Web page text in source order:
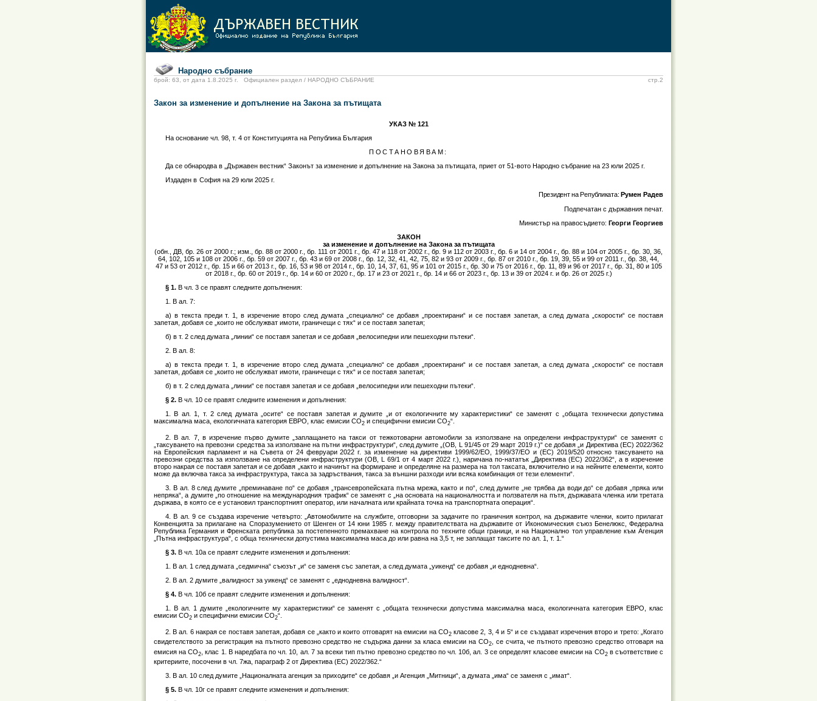
Народно събрание
брой: 63, от дата 1.8.2025 г. Официален раздел / НАРОДНО СЪБРАНИЕ стр.2
Закон за изменение и допълнение на Закона за пътищата
УКАЗ № 121
На основание чл. 98, т. 4 от Конституцията на Република България
ПОСТАНОВЯВАМ:
Да се обнародва в „Държавен вестник“ Законът за изменение и допълнение на Закона за пътищата, приет от 51-вото Народно събрание на 23 юли 2025 г.
Издаден в София на 29 юли 2025 г.
Президент на Републиката: Румен Радев
Подпечатан с държавния печат.
Министър на правосъдието: Георги Георгиев
ЗАКОН
за изменение и допълнение на Закона за пътищата
(обн., ДВ, бр. 26 от 2000 г.; изм., бр. 88 от 2000 г., бр. 111 от 2001 г., бр. 47 и 118 от 2002 г., бр. 9 и 112 от 2003 г., бр. 6 и 14 от 2004 г., бр. 88 и 104 от 2005 г., бр. 30, 36,
64, 102, 105 и 108 от 2006 г., бр. 59 от 2007 г., бр. 43 и 69 от 2008 г., бр. 12, 32, 41, 42, 75, 82 и 93 от 2009 г., бр. 87 от 2010 г., бр. 19, 39, 55 и 99 от 2011 г., бр. 38, 44,
47 и 53 от 2012 г., бр. 15 и 66 от 2013 г., бр. 16, 53 и 98 от 2014 г., бр. 10, 14, 37, 61, 95 и 101 от 2015 г., бр. 30 и 75 от 2016 г., бр. 11, 89 и 96 от 2017 г., бр. 31, 80 и 105
от 2018 г., бр. 60 от 2019 г., бр. 14 и 60 от 2020 г., бр. 17 и 23 от 2021 г., бр. 14 и 66 от 2023 г., бр. 13 и 39 от 2024 г. и бр. 26 от 2025 г.)
§ 1. В чл. 3 се правят следните допълнения:
1. В ал. 7:
а) в текста преди т. 1, в изречение второ след думата „специално“ се добавя „проектирани“ и се поставя запетая, а след думата „скорости“ се поставя
запетая, добавя се „които не обслужват имоти, граничещи с тях“ и се поставя запетая;
б) в т. 2 след думата „линии“ се поставя запетая и се добавя „велосипедни или пешеходни пътеки“.
2. В ал. 8:
а) в текста преди т. 1, в изречение второ след думата „специално“ се добавя „проектирани“ и се поставя запетая, а след думата „скорости“ се поставя
запетая, добавя се „които не обслужват имоти, граничещи с тях“ и се поставя запетая;
б) в т. 2 след думата „линии“ се поставя запетая и се добавя „велосипедни или пешеходни пътеки“.
§ 2. В чл. 10 се правят следните изменения и допълнения:
1. В ал. 1, т. 2 след думата „осите“ се поставя запетая и думите „и от екологичните му характеристики“ се заменят с „общата технически допустима
максимална маса, екологичната категория ЕВРО, клас емисии СО2 и специфични емисии СО2“.
2. В ал. 7, в изречение първо думите „заплащането на такси от тежкотоварни автомобили за използване на определени инфраструктури“ се заменят с
„таксуването на превозни средства за използване на пътни инфраструктури“, след думите „(OB, L 91/45 от 29 март 2019 г.)“ се добавя „и Директива (ЕС) 2022/362
на Европейския парламент и на Съвета от 24 февруари 2022 г. за изменение на директиви 1999/62/ЕО, 1999/37/ЕО и (ЕС) 2019/520 относно таксуването на
превозни средства за използване на определени инфраструктури (OB, L 69/1 от 4 март 2022 г.), наричана по-нататък „Директива (ЕС) 2022/362“, а в изречение
второ накрая се поставя запетая и се добавя „както и начинът на формиране и определяне на размера на тол таксата, включително и на нейните елементи, която
може да включва такса за инфраструктура, такса за задръствания, такса за външни разходи или всяка комбинация от тези елементи“.
3. В ал. 8 след думите „преминаване по“ се добавя „трансевропейската пътна мрежа, както и по“, след думите „не трябва да води до“ се добавя „пряка или
непряка“, а думите „по отношение на международния трафик“ се заменят с „на основата на националността и ползвателя на пътя, държавата членка или третата
държава, в която се е установил транспортният оператор, или началната или крайната точка на транспортната операция“.
4. В ал. 9 се създава изречение четвърто: „Автомобилите на службите, отговорни за задачите по граничния контрол, на държавите членки, които прилагат
Конвенцията за прилагане на Споразумението от Шенген от 14 юни 1985 г. между правителствата на държавите от Икономическия съюз Бенелюкс, Федерална
Република Германия и Френската република за постепенното премахване на контрола по техните общи граници, и на Национално тол управление към Агенция
„Пътна инфраструктура“, с обща технически допустима максимална маса до или равна на 3,5 т, не заплащат таксите по ал. 1, т. 1.“
§ 3. В чл. 10а се правят следните изменения и допълнения:
1. В ал. 1 след думата „седмична“ съюзът „и“ се заменя със запетая, а след думата „уикенд“ се добавя „и еднодневна“.
2. В ал. 2 думите „валидност за уикенд“ се заменят с „еднодневна валидност“.
§ 4. В чл. 10б се правят следните изменения и допълнения:
1. В ал. 1 думите „екологичните му характеристики“ се заменят с „общата технически допустима максимална маса, екологичната категория ЕВРО, клас
емисии СО2 и специфични емисии СО2“.
2. В ал. 6 накрая се поставя запетая, добавя се „както и които отговарят на емисии на СО2класове 2, 3, 4 и 5“ и се създават изречения второ и трето: „Когато
свидетелството за регистрация на пътното превозно средство не съдържа данни за класа емисии на СО2, се счита, че пътното превозно средство отговаря на
емисия на СО2 , клас 1. В наредбата по чл. 10, ал. 7 за всеки тип пътно превозно средство по чл. 10б, ал. 3 се определят класове емисии на CO2в съответствие с
критериите, посочени в чл. 7жа, параграф 2 от Директива (ЕС) 2022/362.“
3. В ал. 10 след думите „Националната агенция за приходите“ се добавя „и Агенция „Митници“, а думата „има“ се заменя с „имат“.
§ 5. В чл. 10г се правят следните изменения и допълнения: